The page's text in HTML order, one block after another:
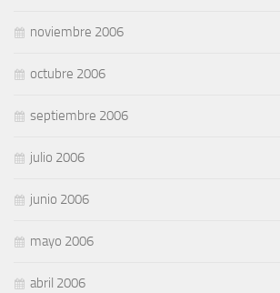
noviembre 2006
octubre 2006
septiembre 2006
julio 2006
junio 2006
mayo 2006
abril 2006